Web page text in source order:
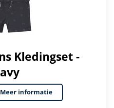
Kledingset -
Meer informatie